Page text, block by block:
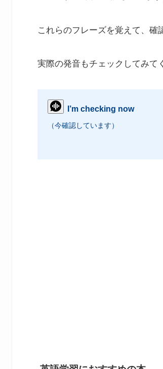
これらのフレーズを覚えて、確
実際の発音もチェックしてみて
I’m checking now
（今確認しています）